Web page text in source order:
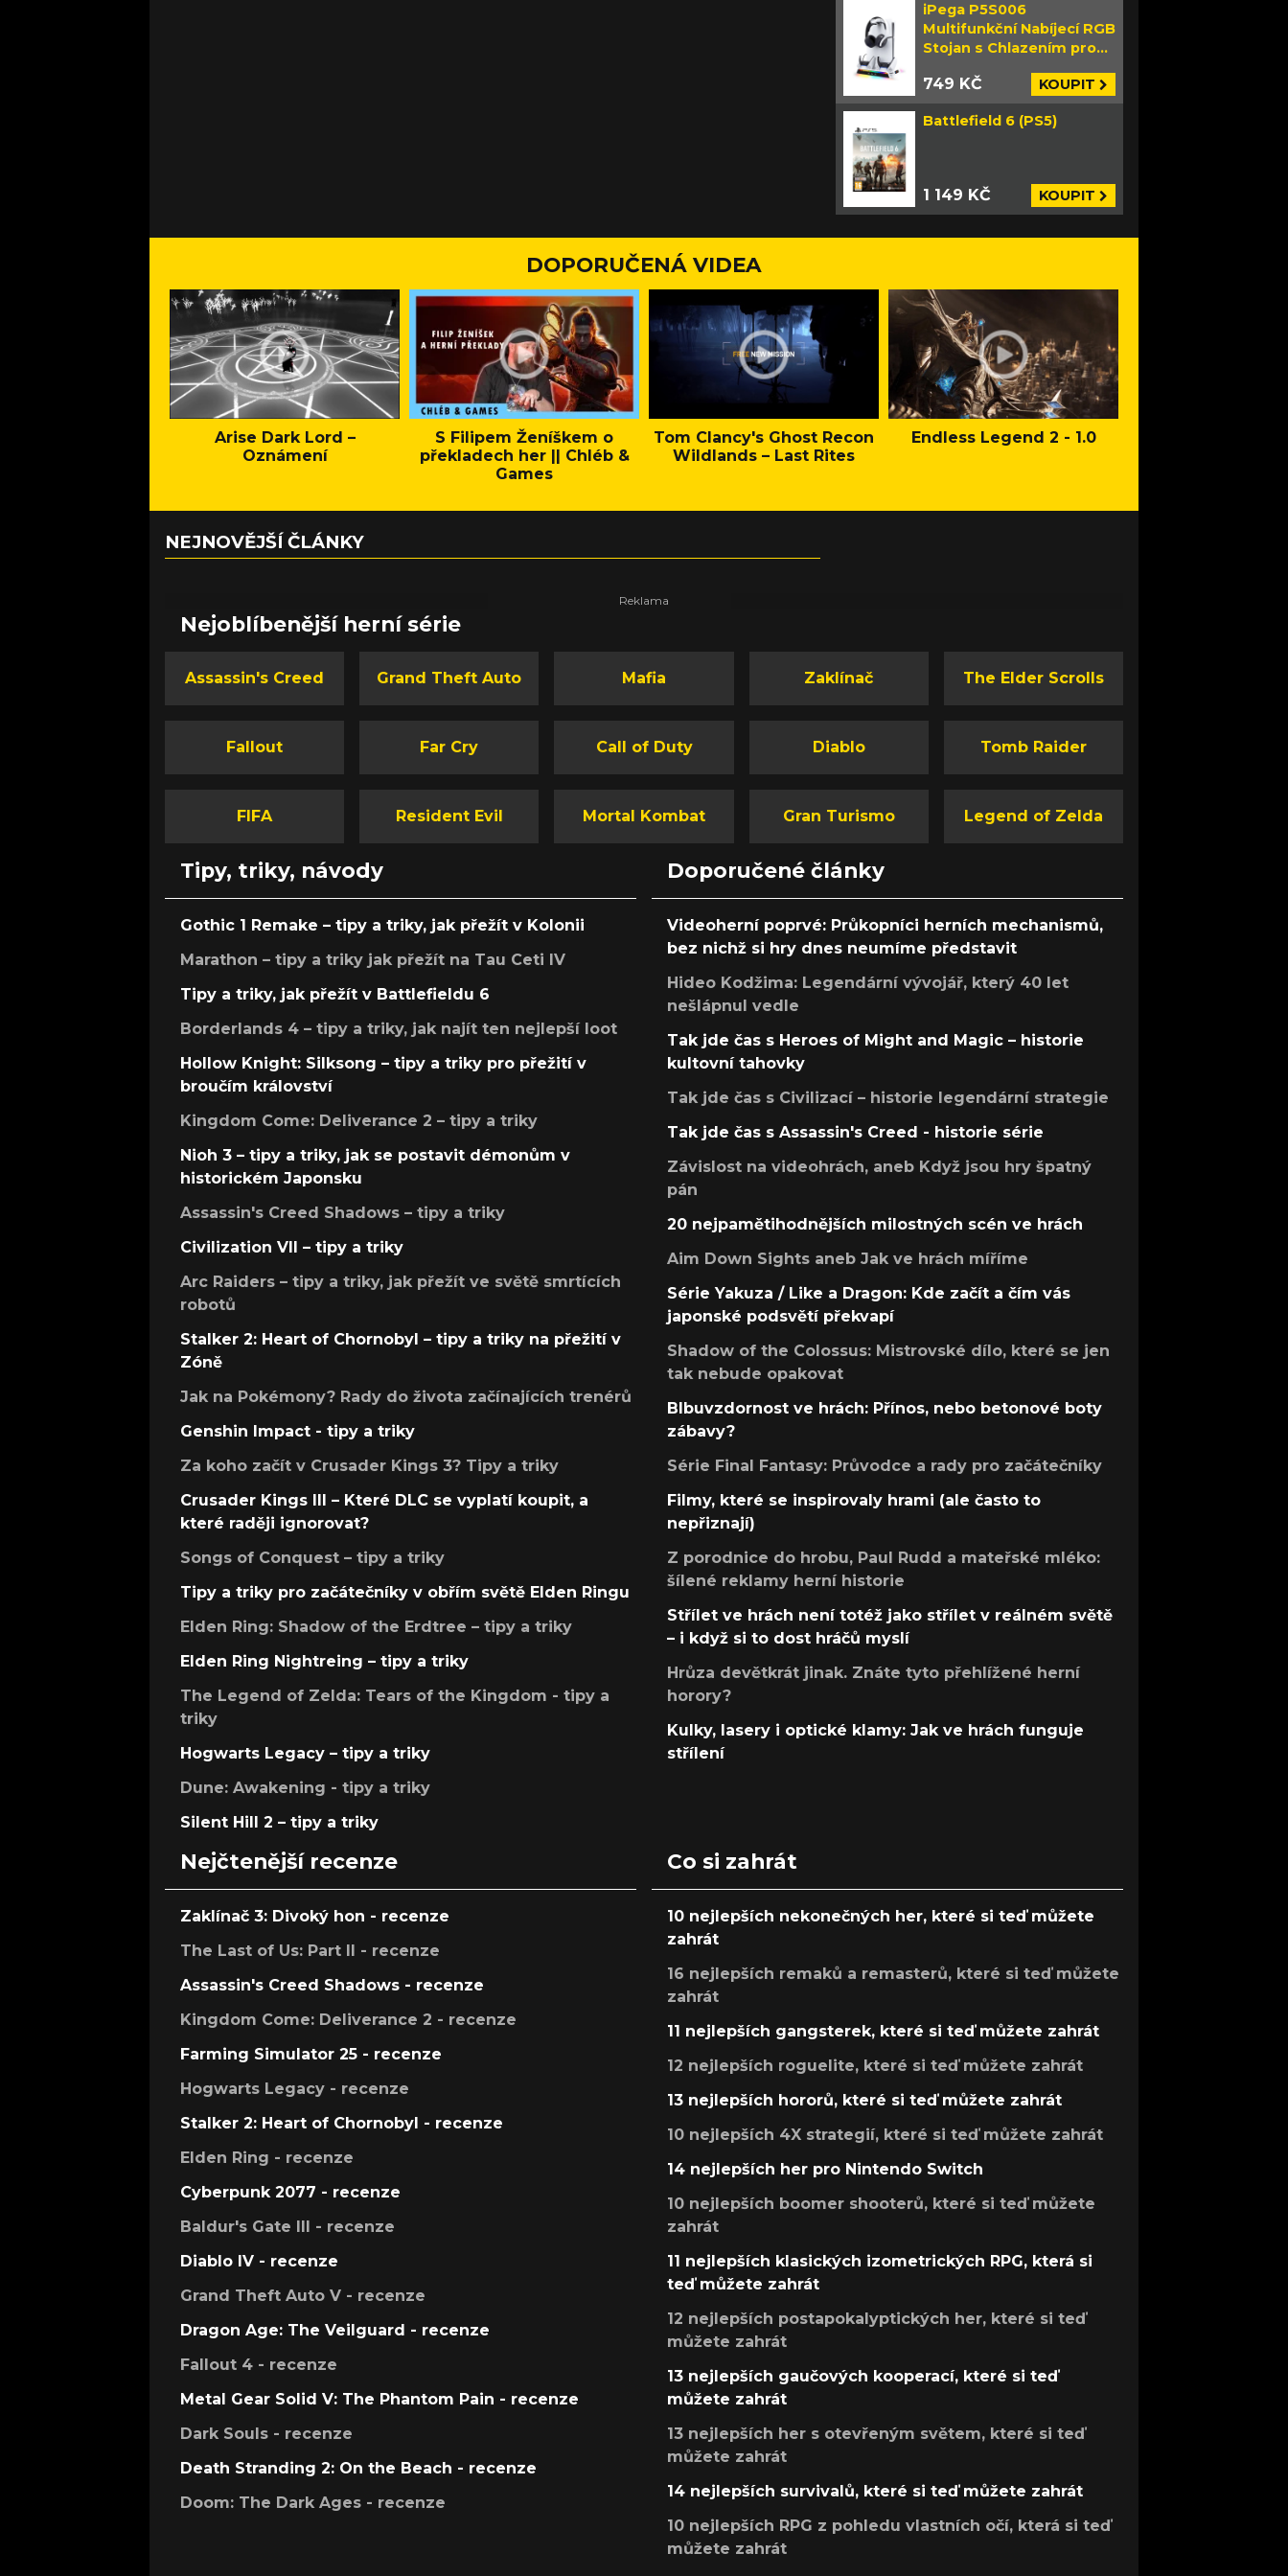
iPega P5S006
Multifunkční Nabíjecí RGB
Stojan s Chlazením pro
749 KČ KOUPIT
Battlefield 6 (PS5)
1 149 KČ KOUPIT
DOPORUČENÁ VIDEA
Arise Dark Lord –
Oznámení
S Filipem Ženíškem o
překladech her || Chléb &
Games
Tom Clancy's Ghost Recon
Wildlands – Last Rites
Endless Legend 2 - 1.0
NEJNOVĚJŠÍ ČLÁNKY
Nejoblíbenější herní série
Assassin's Creed Grand Theft Auto Mafia Zaklínač The Elder Scrolls
Fallout Far Cry Call of Duty Diablo Tomb Raider
FIFA Resident Evil Mortal Kombat Gran Turismo Legend of Zelda
Tipy, triky, návody
Gothic 1 Remake – tipy a triky, jak přežít v Kolonii
Marathon – tipy a triky jak přežít na Tau Ceti IV
Tipy a triky, jak přežít v Battlefieldu 6
Borderlands 4 – tipy a triky, jak najít ten nejlepší loot
Hollow Knight: Silksong – tipy a triky pro přežití v
broučím království
Kingdom Come: Deliverance 2 – tipy a triky
Nioh 3 – tipy a triky, jak se postavit démonům v
historickém Japonsku
Assassin's Creed Shadows – tipy a triky
Civilization VII – tipy a triky
Arc Raiders – tipy a triky, jak přežít ve světě smrtících
robotů
Stalker 2: Heart of Chornobyl – tipy a triky na přežití v
Zóně
Jak na Pokémony? Rady do života začínajících trenérů
Genshin Impact - tipy a triky
Za koho začít v Crusader Kings 3? Tipy a triky
Crusader Kings III – Které DLC se vyplatí koupit, a
které raději ignorovat?
Songs of Conquest – tipy a triky
Tipy a triky pro začátečníky v obřím světě Elden Ringu
Elden Ring: Shadow of the Erdtree – tipy a triky
Elden Ring Nightreing – tipy a triky
The Legend of Zelda: Tears of the Kingdom - tipy a
triky
Hogwarts Legacy – tipy a triky
Dune: Awakening - tipy a triky
Silent Hill 2 – tipy a triky
Doporučené články
Videoherní poprvé: Průkopníci herních mechanismů,
bez nichž si hry dnes neumíme představit
Hideo Kodžima: Legendární vývojář, který 40 let
nešlápnul vedle
Tak jde čas s Heroes of Might and Magic – historie
kultovní tahovky
Tak jde čas s Civilizací – historie legendární strategie
Tak jde čas s Assassin's Creed - historie série
Závislost na videohrách, aneb Když jsou hry špatný
pán
20 nejpamětihodnějších milostných scén ve hrách
Aim Down Sights aneb Jak ve hrách míříme
Série Yakuza / Like a Dragon: Kde začít a čím vás
japonské podsvětí překvapí
Shadow of the Colossus: Mistrovské dílo, které se jen
tak nebude opakovat
Blbuvzdornost ve hrách: Přínos, nebo betonové boty
zábavy?
Série Final Fantasy: Průvodce a rady pro začátečníky
Filmy, které se inspirovaly hrami (ale často to
nepřiznají)
Z porodnice do hrobu, Paul Rudd a mateřské mléko:
šílené reklamy herní historie
Střílet ve hrách není totéž jako střílet v reálném světě
– i když si to dost hráčů myslí
Hrůza devětkrát jinak. Znáte tyto přehlížené herní
horory?
Kulky, lasery i optické klamy: Jak ve hrách funguje
střílení
Nejčtenější recenze
Zaklínač 3: Divoký hon - recenze
The Last of Us: Part II - recenze
Assassin's Creed Shadows - recenze
Kingdom Come: Deliverance 2 - recenze
Farming Simulator 25 - recenze
Hogwarts Legacy - recenze
Stalker 2: Heart of Chornobyl - recenze
Elden Ring - recenze
Cyberpunk 2077 - recenze
Baldur's Gate III - recenze
Diablo IV - recenze
Grand Theft Auto V - recenze
Dragon Age: The Veilguard - recenze
Fallout 4 - recenze
Metal Gear Solid V: The Phantom Pain - recenze
Dark Souls - recenze
Death Stranding 2: On the Beach - recenze
Doom: The Dark Ages - recenze
Co si zahrát
10 nejlepších nekonečných her, které si teď můžete
zahrát
16 nejlepších remaků a remasterů, které si teď můžete
zahrát
11 nejlepších gangsterek, které si teď můžete zahrát
12 nejlepších roguelite, které si teď můžete zahrát
13 nejlepších hororů, které si teď můžete zahrát
10 nejlepších 4X strategií, které si teď můžete zahrát
14 nejlepších her pro Nintendo Switch
10 nejlepších boomer shooterů, které si teď můžete
zahrát
11 nejlepších klasických izometrických RPG, která si
teď můžete zahrát
12 nejlepších postapokalyptických her, které si teď
můžete zahrát
13 nejlepších gaučových kooperací, které si teď
můžete zahrát
13 nejlepších her s otevřeným světem, které si teď
můžete zahrát
14 nejlepších survivalů, které si teď můžete zahrát
10 nejlepších RPG z pohledu vlastních očí, která si teď
můžete zahrát